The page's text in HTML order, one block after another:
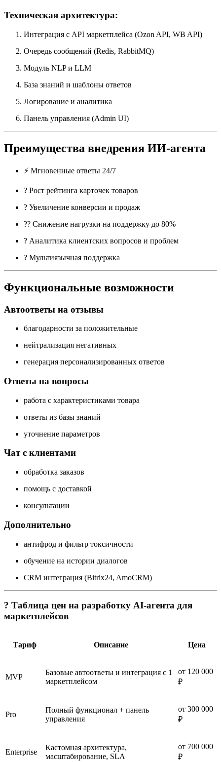
Техническая архитектура:
Интеграция с API маркетплейса (Ozon API, WB API)
Очередь сообщений (Redis, RabbitMQ)
Модуль NLP и LLM
База знаний и шаблоны ответов
Логирование и аналитика
Панель управления (Admin UI)
Преимущества внедрения ИИ-агента
⚡ Мгновенные ответы 24/7
? Рост рейтинга карточек товаров
? Увеличение конверсии и продаж
?‍? Снижение нагрузки на поддержку до 80%
? Аналитика клиентских вопросов и проблем
? Мультиязычная поддержка
Функциональные возможности
Автоответы на отзывы
благодарности за положительные
нейтрализация негативных
генерация персонализированных ответов
Ответы на вопросы
работа с характеристиками товара
ответы из базы знаний
уточнение параметров
Чат с клиентами
обработка заказов
помощь с доставкой
консультации
Дополнительно
антифрод и фильтр токсичности
обучение на истории диалогов
CRM интеграция (Bitrix24, AmoCRM)
? Таблица цен на разработку AI-агента для
маркетплейсов
Тариф Описание Цена
MVP
Базовые автоответы и интеграция с 1
маркетплейсом
от 120 000
₽
Pro
Полный функционал + панель
управления
от 300 000
₽
Enterprise
Кастомная архитектура,
масштабирование, SLA
от 700 000
₽